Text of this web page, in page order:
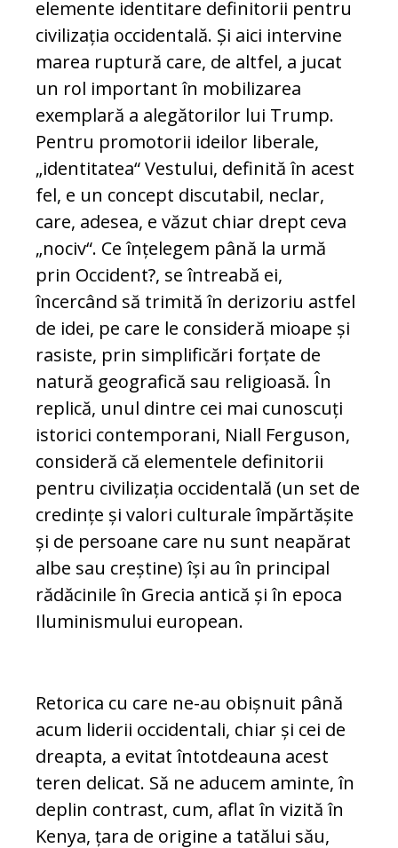
elemente identitare definitorii pen­tru
civilizația occidentală. Și aici intervine
marea ruptură care, de altfel, a jucat
un rol important în mobilizarea
exemplară a alegătorilor lui Trump.
Pentru promotorii ideilor liberale,
„identitatea“ Vestului, de­fi­nită în acest
fel, e un concept discutabil, neclar,
care, adesea, e văzut chiar drept ce­va
„nociv“. Ce înțelegem până la urmă
prin Occident?, se întreabă ei,
încercând să trimită în derizoriu astfel
de idei, pe care le consideră mioape și
rasiste, prin sim­plificări forțate de
natură geografică sau religioasă. În
replică, unul dintre cei mai cunoscuți
istorici contemporani, Niall Ferguson,
consideră că elementele defi­ni­torii
pentru civilizația occidentală (un set de
credințe și valori culturale împărtășite
și de persoane care nu sunt neapărat
albe sau creștine) își au în principal
rădăcinile în Grecia antică și în epoca
Iluminismului european.
Retorica cu care ne-au obișnuit până
acum liderii occidentali, chiar și cei de
dreapta, a evitat întotdeauna acest
teren delicat. Să ne aducem aminte, în
deplin con­trast, cum, aflat în vizită în
Kenya, ța­ra de origine a tatălui său,